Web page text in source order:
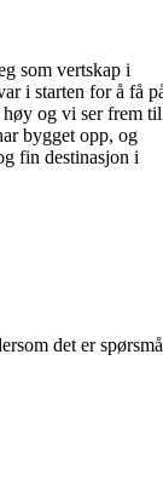
som vertskap i
i starten for å få
og vi ser frem til
bygget opp, og
fin destinasjon i
det er